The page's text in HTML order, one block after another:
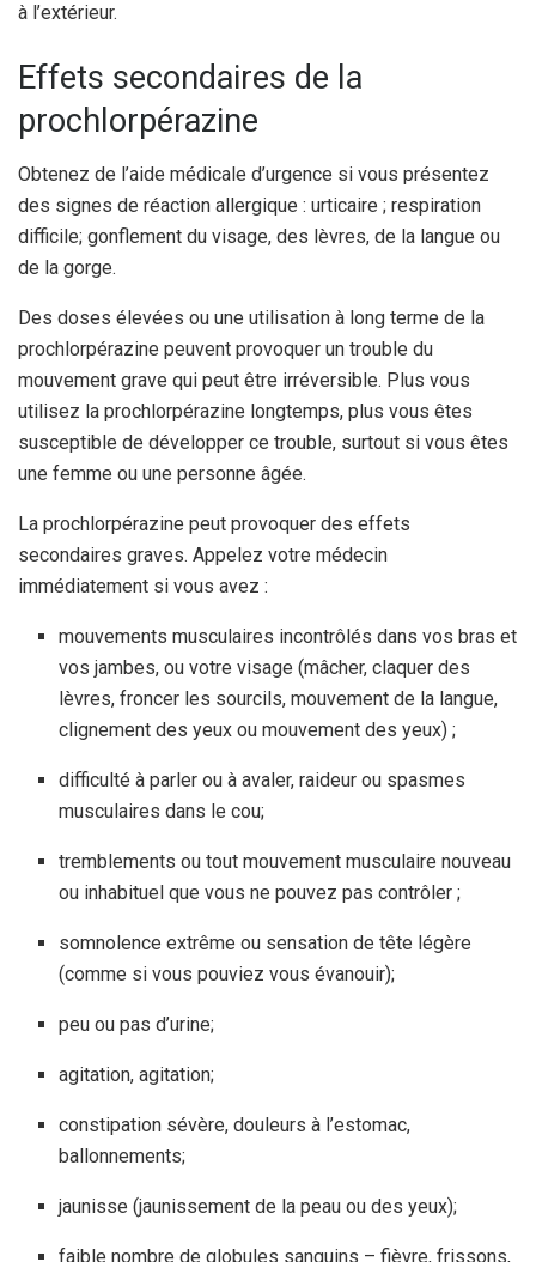
à l’extérieur.
Effets secondaires de la
prochlorpérazine
Obtenez de l’aide médicale d’urgence si vous présentez
des signes de réaction allergique : urticaire ; respiration
difficile; gonflement du visage, des lèvres, de la langue ou
de la gorge.
Des doses élevées ou une utilisation à long terme de la
prochlorpérazine peuvent provoquer un trouble du
mouvement grave qui peut être irréversible. Plus vous
utilisez la prochlorpérazine longtemps, plus vous êtes
susceptible de développer ce trouble, surtout si vous êtes
une femme ou une personne âgée.
La prochlorpérazine peut provoquer des effets
secondaires graves. Appelez votre médecin
immédiatement si vous avez :
mouvements musculaires incontrôlés dans vos bras et
vos jambes, ou votre visage (mâcher, claquer des
lèvres, froncer les sourcils, mouvement de la langue,
clignement des yeux ou mouvement des yeux) ;
difficulté à parler ou à avaler, raideur ou spasmes
musculaires dans le cou;
tremblements ou tout mouvement musculaire nouveau
ou inhabituel que vous ne pouvez pas contrôler ;
somnolence extrême ou sensation de tête légère
(comme si vous pouviez vous évanouir);
peu ou pas d’urine;
agitation, agitation;
constipation sévère, douleurs à l’estomac,
ballonnements;
jaunisse (jaunissement de la peau ou des yeux);
faible nombre de globules sanguins – fièvre, frissons,